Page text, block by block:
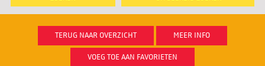
TERUG NAAR OVERZICHT MEER INFO
VOEG TOE AAN FAVORIETEN